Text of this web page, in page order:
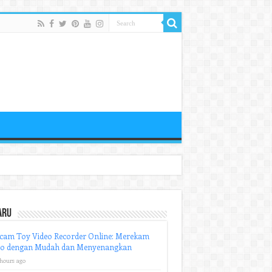
Toy Video Recorder Online: Merekam
dengan Mudah dan Menyenangkan
ago